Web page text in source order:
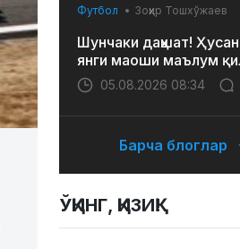
Футбол Зоҳир Тошхўжаев
Шунчаки даҳшат!
янги маоши маълум
05.08.2026 08:34
Барча блоглар
ЎҚИНГ, ҚИЗИҚ!